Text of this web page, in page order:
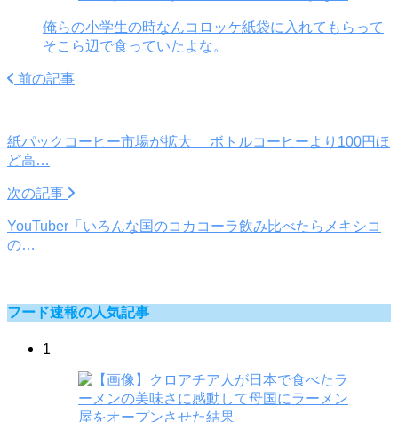
俺らの小学生の時なんコロッケ紙袋に入れてもらって
そこら辺で食っていたよな。
前の記事
紙パックコーヒー市場が拡大 ボトルコーヒーより100円ほ
ど高…
次の記事
YouTuber「いろんな国のコカコーラ飲み比べたらメキシコ
の…
フード速報の人気記事
1